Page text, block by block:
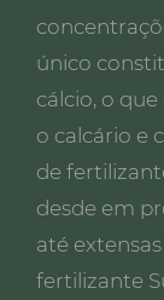
único
cálcio, o
o calcário e
de
desde em
até
fertilizante